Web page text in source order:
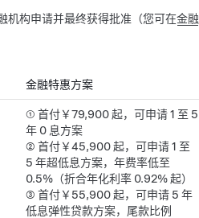
机构申请并最终获得批准（您可在金融
金融特惠方案
① 首付￥79,900 起，可申请 1 至 5
年 0 息方案
② 首付￥45,900 起，可申请 1 至
5 年超低息方案，年费率低至
0.5%（折合年化利率 0.92% 起）
③ 首付￥55,900 起，可申请 5 年
低息弹性贷款方案，尾款比例